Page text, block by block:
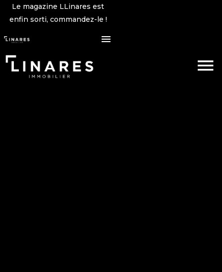
Le magazine LLinares est
enfin sorti, commandez-le !